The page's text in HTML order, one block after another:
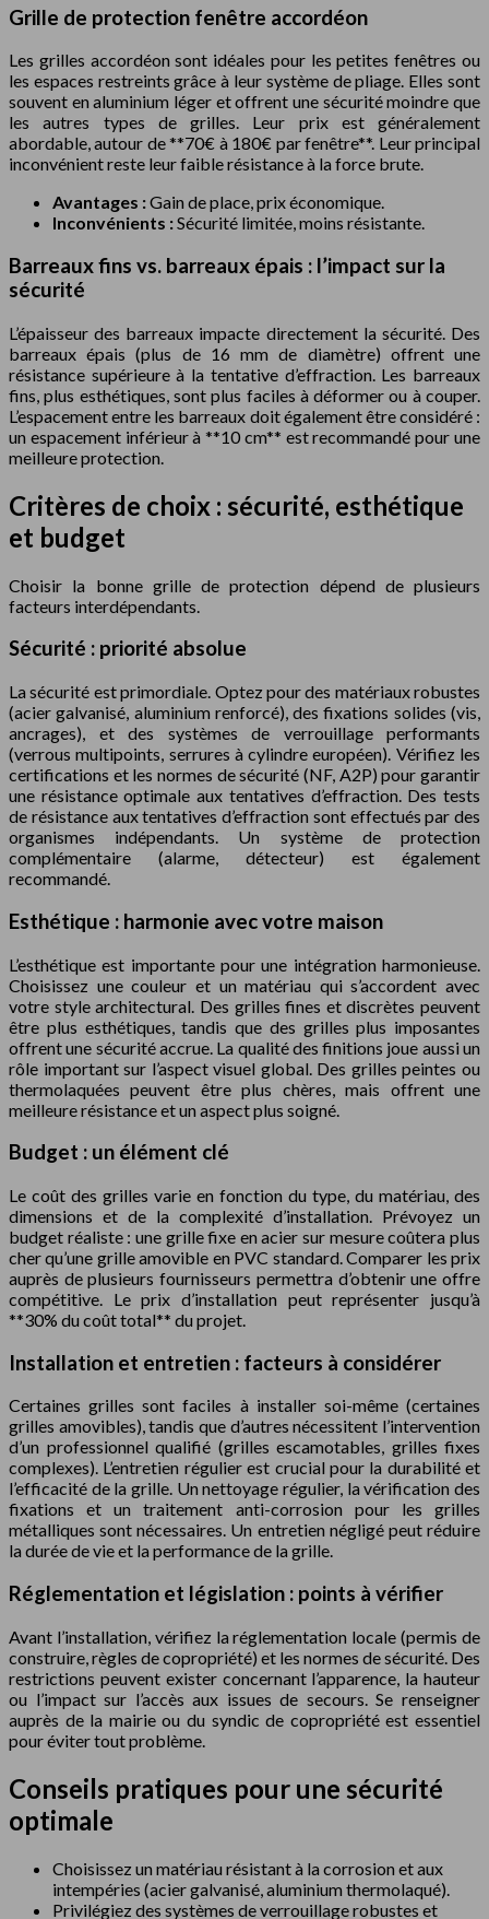
Grille de protection fenêtre accordéon
Les grilles accordéon sont idéales pour les petites fenêtres ou
les espaces restreints grâce à leur système de pliage. Elles sont
souvent en aluminium léger et offrent une sécurité moindre que
les autres types de grilles. Leur prix est généralement
abordable, autour de **70€ à 180€ par fenêtre**. Leur principal
inconvénient reste leur faible résistance à la force brute.
Avantages :Gain de place, prix économique.
Inconvénients :Sécurité limitée, moins résistante.
Barreaux fins vs. barreaux épais : l’impact sur la
sécurité
L’épaisseur des barreaux impacte directement la sécurité. Des
barreaux épais (plus de 16 mm de diamètre) offrent une
résistance supérieure à la tentative d’effraction. Les barreaux
fins, plus esthétiques, sont plus faciles à déformer ou à couper.
L’espacement entre les barreaux doit également être considéré :
un espacement inférieur à **10 cm** est recommandé pour une
meilleure protection.
Critères de choix : sécurité, esthétique
et budget
Choisir la bonne grille de protection dépend de plusieurs
facteurs interdépendants.
Sécurité : priorité absolue
La sécurité est primordiale. Optez pour des matériaux robustes
(acier galvanisé, aluminium renforcé), des fixations solides (vis,
ancrages), et des systèmes de verrouillage performants
(verrous multipoints, serrures à cylindre européen). Vérifiez les
certifications et les normes de sécurité (NF, A2P) pour garantir
une résistance optimale aux tentatives d’effraction. Des tests
de résistance aux tentatives d’effraction sont effectués par des
organismes indépendants. Un système de protection
complémentaire (alarme, détecteur) est également
recommandé.
Esthétique : harmonie avec votre maison
L’esthétique est importante pour une intégration harmonieuse.
Choisissez une couleur et un matériau qui s’accordent avec
votre style architectural. Des grilles fines et discrètes peuvent
être plus esthétiques, tandis que des grilles plus imposantes
offrent une sécurité accrue. La qualité des finitions joue aussi un
rôle important sur l’aspect visuel global. Des grilles peintes ou
thermolaquées peuvent être plus chères, mais offrent une
meilleure résistance et un aspect plus soigné.
Budget : un élément clé
Le coût des grilles varie en fonction du type, du matériau, des
dimensions et de la complexité d’installation. Prévoyez un
budget réaliste : une grille fixe en acier sur mesure coûtera plus
cher qu’une grille amovible en PVC standard. Comparer les prix
auprès de plusieurs fournisseurs permettra d’obtenir une offre
compétitive. Le prix d’installation peut représenter jusqu’à
**30% du coût total** du projet.
Installation et entretien : facteurs à considérer
Certaines grilles sont faciles à installer soi-même (certaines
grilles amovibles), tandis que d’autres nécessitent l’intervention
d’un professionnel qualifié (grilles escamotables, grilles fixes
complexes). L’entretien régulier est crucial pour la durabilité et
l’efficacité de la grille. Un nettoyage régulier, la vérification des
fixations et un traitement anti-corrosion pour les grilles
métalliques sont nécessaires. Un entretien négligé peut réduire
la durée de vie et la performance de la grille.
Réglementation et législation : points à vérifier
Avant l’installation, vérifiez la réglementation locale (permis de
construire, règles de copropriété) et les normes de sécurité. Des
restrictions peuvent exister concernant l’apparence, la hauteur
ou l’impact sur l’accès aux issues de secours. Se renseigner
auprès de la mairie ou du syndic de copropriété est essentiel
pour éviter tout problème.
Conseils pratiques pour une sécurité
optimale
Choisissez un matériau résistant à la corrosion et aux
intempéries (acier galvanisé, aluminium thermolaqué).
Privilégiez des systèmes de verrouillage robustes et